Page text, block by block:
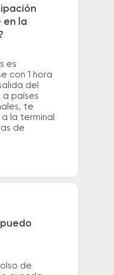
en la
es
con 1 hora
del
a países
te
la terminal
de
de